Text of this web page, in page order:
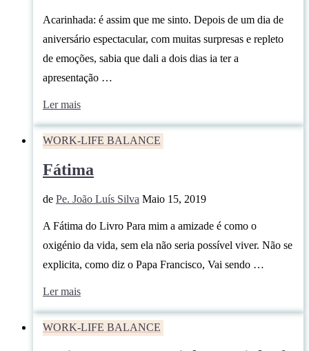
Acarinhada: é assim que me sinto. Depois de um dia de
aniversário espectacular, com muitas surpresas e repleto
de emoções, sabia que dali a dois dias ia ter a
apresentação …
Ler mais
WORK-LIFE BALANCE
Fátima
de Pe. João Luís Silva Maio 15, 2019
A Fátima do Livro Para mim a amizade é como o
oxigénio da vida, sem ela não seria possível viver. Não se
explicita, como diz o Papa Francisco, Vai sendo …
Ler mais
WORK-LIFE BALANCE